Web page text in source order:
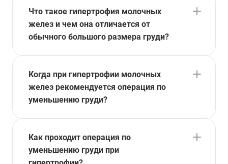
Что такое гипертрофия молочных
желез и чем она отличается от
обычного большого размера груди?
Когда при гипертрофии молочных
желез рекомендуется операция по
уменьшению груди?
Как проходит операция по
уменьшению груди при